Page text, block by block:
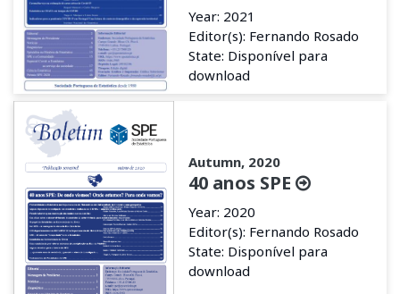
Year: 2021
Editor(s): Fernando Rosado
State: Disponível para
download
Autumn, 2020
40 anos SPE
Year: 2020
Editor(s): Fernando Rosado
State: Disponível para
download